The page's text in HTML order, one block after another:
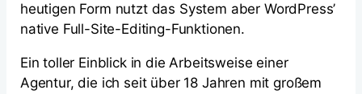
heutigen Form nutzt das System aber WordPress’
native Full-Site-Editing-Funktionen.
Ein toller Einblick in die Arbeitsweise einer
Agentur, die ich seit über 18 Jahren mit großem